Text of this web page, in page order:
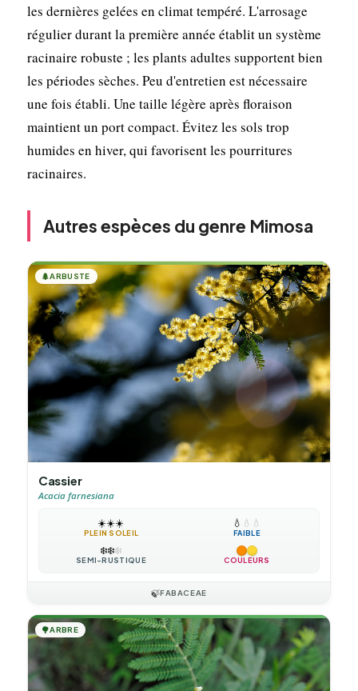
les dernières gelées en climat tempéré. L'arrosage
régulier durant la première année établit un système
racinaire robuste ; les plants adultes supportent bien
les périodes sèches. Peu d'entretien est nécessaire
une fois établi. Une taille légère après floraison
maintient un port compact. Évitez les sols trop
humides en hiver, qui favorisent les pourritures
racinaires.
Autres espèces du genre Mimosa
🌲ARBUSTE
Cassier
Acacia farnesiana
☀️☀️☀️
PLEIN SOLEIL
💧 💧 💧
FAIBLE
❄️❄️❄️
SEMI-RUSTIQUE COULEURS
🍃FABACEAE
🌳ARBRE